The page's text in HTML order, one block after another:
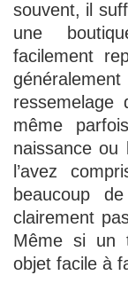
souvent, il
une
facilement
ressemelage
même
naissance ou
l’avez
beaucoup
clairement
Même si un
objet facile à